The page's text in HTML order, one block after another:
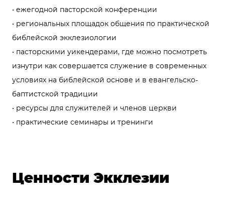
• ежегодной пасторской конференции
• региональных площадок общения по практической
библейской экклезиологии
• пасторскими уикендерами, где можно посмотреть
изнутри как совершается служение в современных
условиях на библейской основе и в евангельско-
баптистской традиции
• ресурсы для служителей и членов церкви
• практические семинары и тренинги
Ценности Экклезии